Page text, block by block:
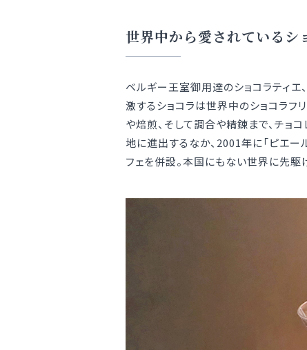
世界中から愛されているシ
ベルギー王室御用達のショコラティ
激するショコラは世界中のショコラフ
や焙煎、そして調合や精錬まで、チョ
地に進出するなか、2001年に「ピエ
フェを併設。本国にもない世界に先駆